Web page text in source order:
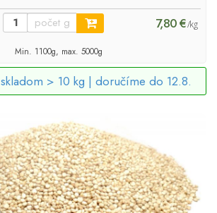
7,80 €/kg
Min. 1100g, max. 5000g
skladom > 10 kg | doručíme do 12.8.